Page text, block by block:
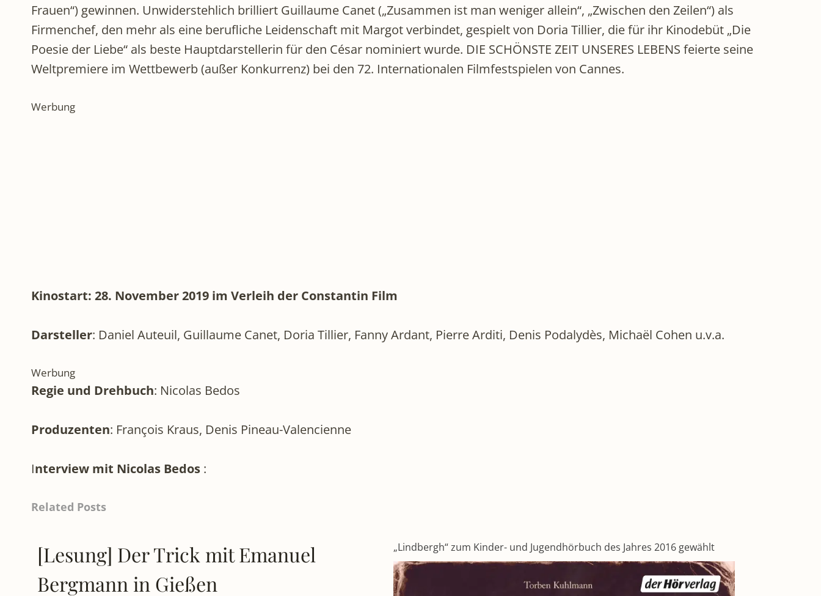
Frauen“) gewinnen. Unwiderstehlich brilliert Guillaume Canet („Zusammen ist man weniger allein“, „Zwischen den Zeilen“) als
Firmenchef, den mehr als eine berufliche Leidenschaft mit Margot verbindet, gespielt von Doria Tillier, die für ihr Kinodebüt „Die
Poesie der Liebe“ als beste Hauptdarstellerin für den César nominiert wurde. DIE SCHÖNSTE ZEIT UNSERES LEBENS feierte seine
Weltpremiere im Wettbewerb (außer Konkurrenz) bei den 72. Internationalen Filmfestspielen von Cannes.
Werbung
Kinostart: 28. November 2019 im Verleih der Constantin Film
Darsteller: Daniel Auteuil, Guillaume Canet, Doria Tillier, Fanny Ardant, Pierre Arditi, Denis Podalydès, Michaël Cohen u.v.a.
Werbung
Regie und Drehbuch: Nicolas Bedos
Produzenten: François Kraus, Denis Pineau-Valencienne
Interview mit Nicolas Bedos :
Related Posts
[Lesung] Der Trick mit Emanuel
Bergmann in Gießen
„Lindbergh“ zum Kinder- und Jugendhörbuch des Jahres 2016 gewählt